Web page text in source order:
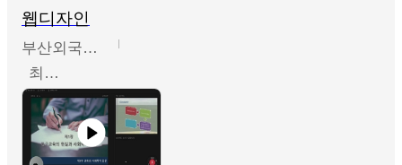
웹디자인
부산외국어대학교
최진오